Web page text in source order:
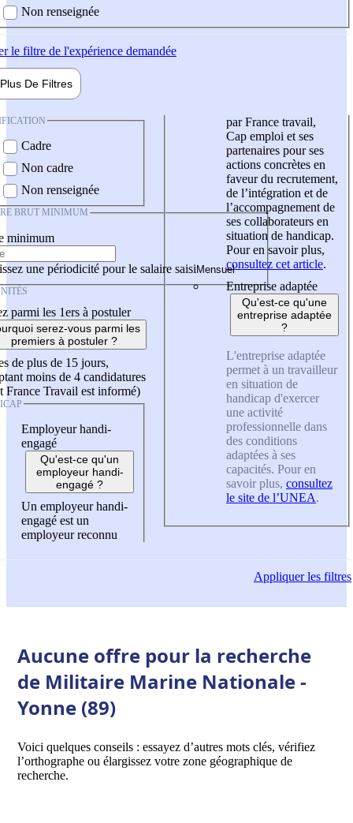
Non renseignée
le filtre de l'expérience demandée
Plus De Filtres
Cadre
Non cadre
Non renseignée
BRUT MINIMUM
minimum
une périodicité pour le salaire saisi
parmi les 1ers à postuler
serez-vous parmi les
premiers à postuler ?
de plus de 15 jours,
moins de 4 candidatures
France Travail est informé)
Employeur handi-
engagé
Qu'est-ce qu'un
employeur handi-
engagé ?
Un employeur handi-
engagé est un
employeur reconnu
par France travail,
Cap emploi et ses
partenaires pour ses
actions concrètes en
faveur du recrutement,
de l’intégration et de
l’accompagnement de
ses collaborateurs en
situation de handicap.
Pour en savoir plus,
consultez cet article.
Entreprise adaptée
Qu'est-ce qu'une
entreprise adaptée
?
L'entreprise adaptée
permet à un travailleur
en situation de
handicap d'exercer
une activité
professionnelle dans
des conditions
adaptées à ses
capacités. Pour en
savoir plus, consultez
le site de l’UNEA.
Appliquerles filtres
Aucune offre pour la recherche
de Militaire Marine Nationale -
Yonne (89)
Voici quelques conseils : essayez d’autres mots clés, vérifiez
l’orthographe ou élargissez votre zone géographique de
recherche.